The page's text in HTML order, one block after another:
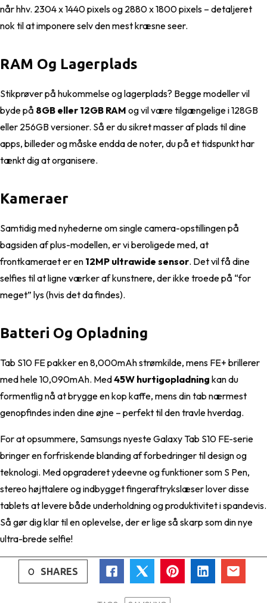
når hhv. 2304 x 1440 pixels og 2880 x 1800 pixels – detaljeret
nok til at imponere selv den mest kræsne seer.
RAM Og Lagerplads
Stikprøver på hukommelse og lagerplads? Begge modeller vil
byde på 8GB eller 12GB RAM og vil være tilgængelige i 128GB
eller 256GB versioner. Så er du sikret masser af plads til dine
apps, billeder og måske endda de noter, du på et tidspunkt har
tænkt dig at organisere.
Kameraer
Samtidig med nyhederne om single camera-opstillingen på
bagsiden af plus-modellen, er vi beroligede med, at
frontkameraet er en 12MP ultrawide sensor. Det vil få dine
selfies til at ligne værker af kunstnere, der ikke troede på “for
meget” lys (hvis det da findes).
Batteri Og Opladning
Tab S10 FE pakker en 8,000mAh strømkilde, mens FE+ brillerer
med hele 10,090mAh. Med45W hurtigopladning kan du
formentlig nå at brygge en kop kaffe, mens din tab nærmest
genopfindes inden dine øjne – perfekt til den travle hverdag.
For at opsummere, Samsungs nyeste Galaxy Tab S10 FE-serie
bringer en forfriskende blanding af forbedringer til design og
teknologi. Med opgraderet ydeevne og funktioner som S Pen,
stereo højttalere og indbygget fingeraftrykslæser lover disse
tablets at levere både underholdning og produktivitet i spandevis.
Så gør dig klar til en oplevelse, der er lige så skarp som din nye
ultra-brede selfie!
0 SHARES